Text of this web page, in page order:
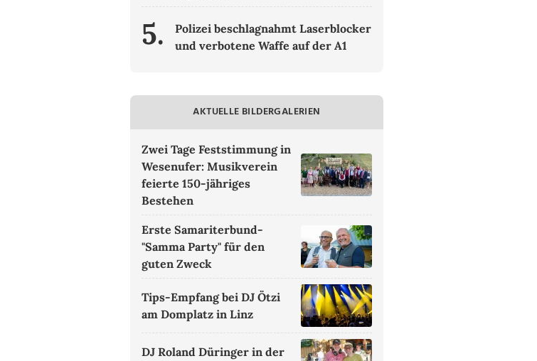
5.
Polizei beschlagnahmt Laserblocker
und verbotene Waffe auf der A1
AKTUELLE BILDERGALERIEN
Zwei Tage Feststimmung in
Wesenufer: Musikverein
feierte 150-jähriges
Bestehen
Erste Samariterbund-
"Samma Party" für den
guten Zweck
Tips-Empfang bei DJ Ötzi
am Domplatz in Linz
DJ Roland Düringer in der